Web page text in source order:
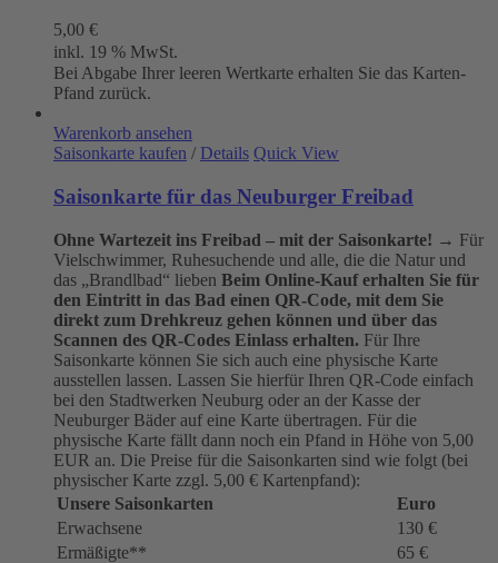
5,00 €
inkl. 19 % MwSt.
Bei Abgabe Ihrer leeren Wertkarte erhalten Sie das Karten-
Pfand zurück.
Warenkorb ansehen
Saisonkarte kaufen / Details Quick View
Saisonkarte für das Neuburger Freibad
Ohne Wartezeit ins Freibad – mit der Saisonkarte! → Für
Vielschwimmer, Ruhesuchende und alle, die die Natur und
das „Brandlbad“ lieben Beim Online-Kauf erhalten Sie für
den Eintritt in das Bad einen QR-Code, mit dem Sie
direkt zum Drehkreuz gehen können und über das
Scannen des QR-Codes Einlass erhalten. Für Ihre
Saisonkarte können Sie sich auch eine physische Karte
ausstellen lassen. Lassen Sie hierfür Ihren QR-Code einfach
bei den Stadtwerken Neuburg oder an der Kasse der
Neuburger Bäder auf eine Karte übertragen. Für die
physische Karte fällt dann noch ein Pfand in Höhe von 5,00
EUR an. Die Preise für die Saisonkarten sind wie folgt (bei
physischer Karte zzgl. 5,00 € Kartenpfand):
Unsere Saisonkarten
Euro
Erwachsene
130 €
Ermäßigte**
65 €